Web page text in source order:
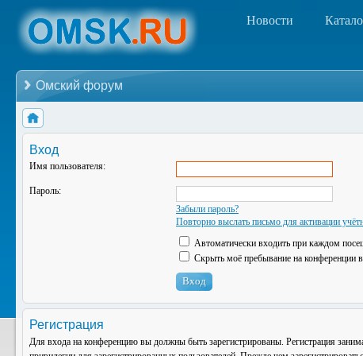
Новости
Омский форум
Вход
Имя пользователя:
Пароль:
Забыли пароль?
Повторно выслать письмо для активации
Автоматически входить при каждом
Скрыть моё пребывание на конференции в
Регистрация
Для входа на конференцию вы должны быть зарегистрированы. Регистрация